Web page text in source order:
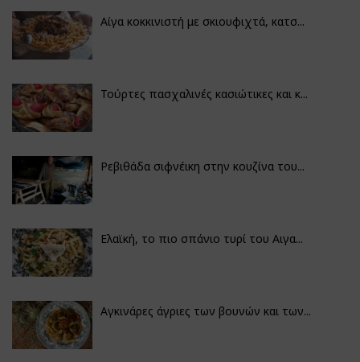
Αίγα κοκκινιστή με σκιουφιχτά, κατσ...
Τούρτες πασχαλινές κασιώτικες και κ...
Ρεβιθάδα σιφνέικη στην κουζίνα του...
Ελαϊκή, το πιο σπάνιο τυρί του Αιγα...
Αγκινάρες άγριες των βουνών και των...